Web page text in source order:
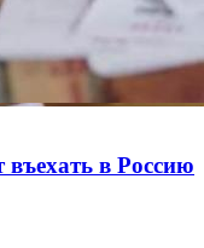
въехать в Россию